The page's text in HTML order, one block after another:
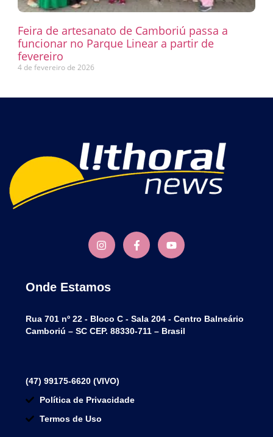
Feira de artesanato de Camboriú passa a
funcionar no Parque Linear a partir de
fevereiro
4 de fevereiro de 2026
Onde Estamos
Rua 701 nº 22 - Bloco C - Sala 204 - Centro Balneário
Camboriú – SC CEP. 88330-711 – Brasil
(47) 99175-6620 (VIVO)
Política de Privacidade
Termos de Uso